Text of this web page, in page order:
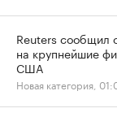
Reuters сообщил
на крупнейшие
США
Новая категория,